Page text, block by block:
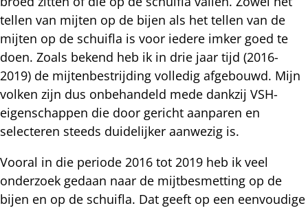
tellen van mijten op de bijen als het tellen van de
mijten op de schuifla is voor iedere imker goed te
doen. Zoals bekend heb ik in drie jaar tijd (2016-
2019) de mijtenbestrijding volledig afgebouwd. Mijn
volken zijn dus onbehandeld mede dankzij VSH-
eigenschappen die door gericht aanparen en
selecteren steeds duidelijker aanwezig is.
Vooral in die periode 2016 tot 2019 heb ik veel
onderzoek gedaan naar de mijtbesmetting op de
bijen en op de schuifla. Dat geeft op een eenvoudige